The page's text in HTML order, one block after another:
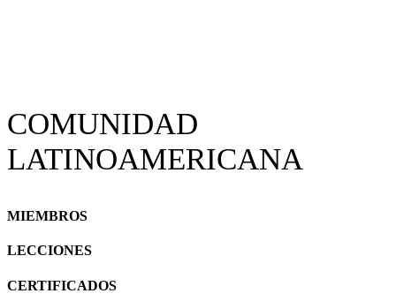
COMUNIDAD
LATINOAMERICANA
MIEMBROS
LECCIONES
CERTIFICADOS